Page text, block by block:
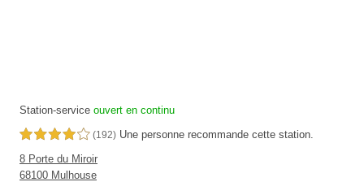
Station-service ouvert en continu
4,0 étoiles sur 5 (192) Une personne recommande cette station.
8 Porte du Miroir
68100 Mulhouse